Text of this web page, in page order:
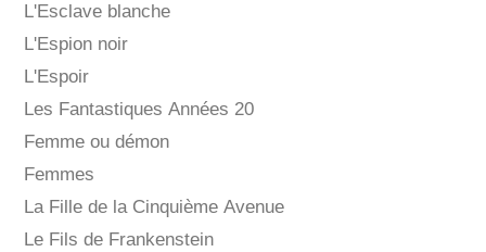
L'Esclave blanche
L'Espion noir
L'Espoir
Les Fantastiques Années 20
Femme ou démon
Femmes
La Fille de la Cinquième Avenue
Le Fils de Frankenstein